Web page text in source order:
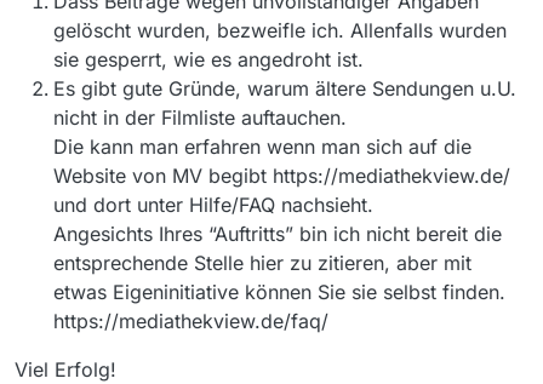
+ungezähmt+%281%2F5%29%3A+Im+Reich+der+Ri
esen&synth=true&attrs=
(Link zur ersten Folge)
aber nicht im Mediathek-Web Client bzw. bei mir
Ungeachtet der Drohung, den Beitrag bei
unvollständigen Angaben sofort wieder zu löschen,
spare ich mir daher weitere Angaben, denn das sagt
doch alles, oder?!?
Danke und
schönen Gruß
Jörg
gelöscht wurden, bezweifle ich. Allenfalls wurden
sie gesperrt, wie es angedroht ist.
Es gibt gute Gründe, warum ältere Sendungen u.U.
nicht in der Filmliste auftauchen.
Die kann man erfahren wenn man sich auf die
Website von MV begibt https://mediathekview.de/
und dort unter Hilfe/FAQ nachsieht.
Angesichts Ihres “Auftritts” bin ich nicht bereit die
entsprechende Stelle hier zu zitieren, aber mit
etwas Eigeninitiative können Sie sie selbst finden.
https://mediathekview.de/faq/
Viel Erfolg!